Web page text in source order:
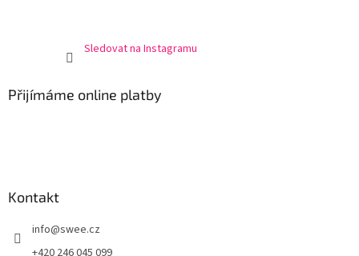
Sledovat na Instagramu
Přijímáme online platby
Kontakt
info@swee.cz